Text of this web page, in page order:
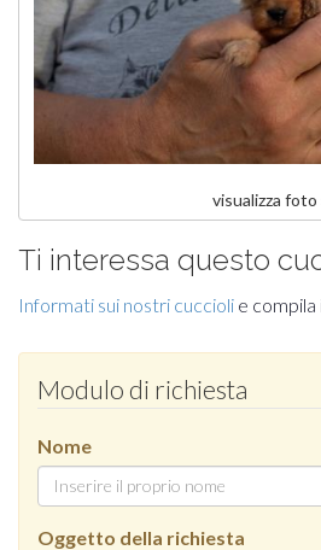
visualizza foto
Ti interessa questo
Informati sui nostri cuccioli e
Modulo di richiesta
Nome
Oggetto della richiesta